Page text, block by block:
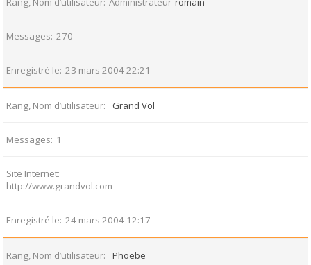
Messages 270
Enregistré le 23 mars 2004 22:21
Rang, Nom d’utilisateur Grand Vol
Messages 1
Site Internet
http://www.grandvol.com
Enregistré le 24 mars 2004 12:17
Rang, Nom d’utilisateur Phoebe